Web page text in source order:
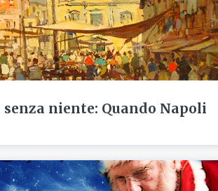
senza niente: Quando Napoli